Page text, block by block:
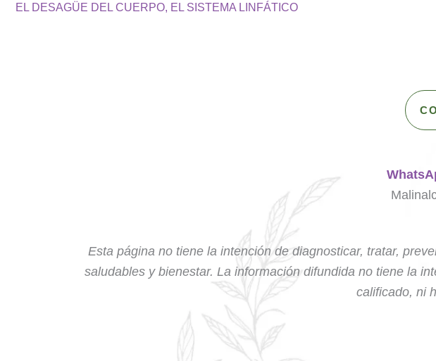
EL DESAGÜE DEL CUERPO, EL SISTEMA LINFÁTICO
Esta página no tiene la intención de diagnosticar, tratar,
saludables y bienestar. La información difundida no tiene la
calificado, ni